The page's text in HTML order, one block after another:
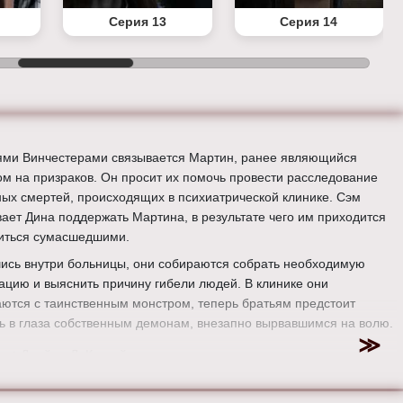
Серия 13 Серия 14
Винчестерами связывается Мартин, ранее являющийся
на призраков. Он просит их помочь провести расследование
смертей, происходящих в психиатрической клинике. Сэм
Дина поддержать Мартина, в результате чего им приходится
сумасшедшими.
внутри больницы, они собираются собрать необходимую
и выяснить причину гибели людей. В клинике они
с таинственным монстром, теперь братьям предстоит
в глаза собственным демонам, внезапно вырвавшимся на волю.
Кэти Кэссиди, Александр Кэлверт, Лорен Коэн, Марк А.